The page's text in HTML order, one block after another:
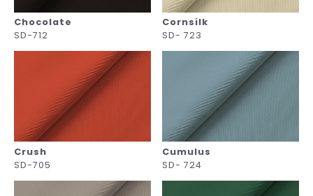
Chocolate
SD-712
Cornsilk
SD- 723
Crush
SD-705
Cumulus
SD- 724